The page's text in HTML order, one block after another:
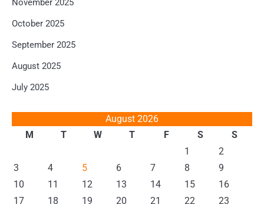
November 2025
October 2025
September 2025
August 2025
July 2025
August 2026
M
T W T F S
S
1
2
3
4 5 6 7 8
9
10
11 12 13 14 15
16
17
18 19 20 21 22
23